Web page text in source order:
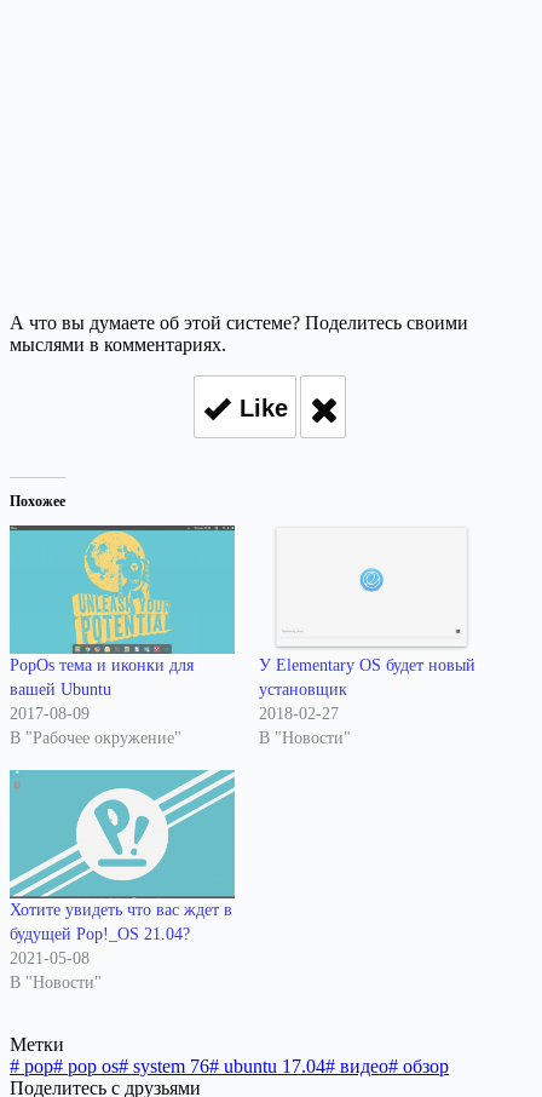
А что вы думаете об этой системе? Поделитесь своими
мыслями в комментариях.
Like
Похожее
PopOs тема и иконки для
вашей Ubuntu
2017-08-09
В "Рабочее окружение"
У Elementary OS будет новый
установщик
2018-02-27
В "Новости"
Хотите увидеть что вас ждет в
будущей Pop!_OS 21.04?
2021-05-08
В "Новости"
Метки
# pop# pop os# system 76# ubuntu 17.04# видео# обзор
Поделитесь с друзьями